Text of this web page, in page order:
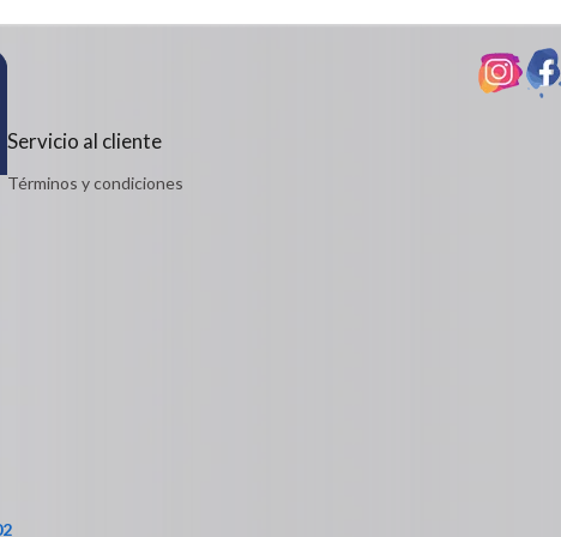
Servicio al cliente
Términos y condiciones